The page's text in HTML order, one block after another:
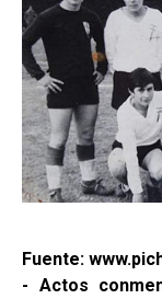
Fuente:
- Actos